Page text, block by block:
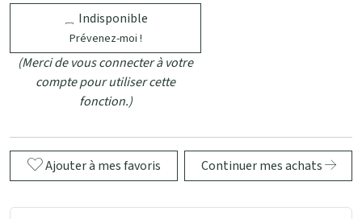
Indisponible
Prévenez-moi !
(Merci de vous connecter à votre
compte pour utiliser cette
fonction.)
Ajouter à mes favoris Continuer mes achats